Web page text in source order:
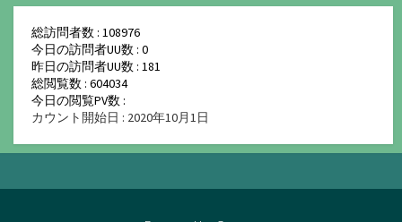
総訪問者数 : 108976
今日の訪問者UU数 : 0
昨日の訪問者UU数 : 181
総閲覧数 : 604034
今日の閲覧PV数 :
カウント開始日 : 2020年10月1日